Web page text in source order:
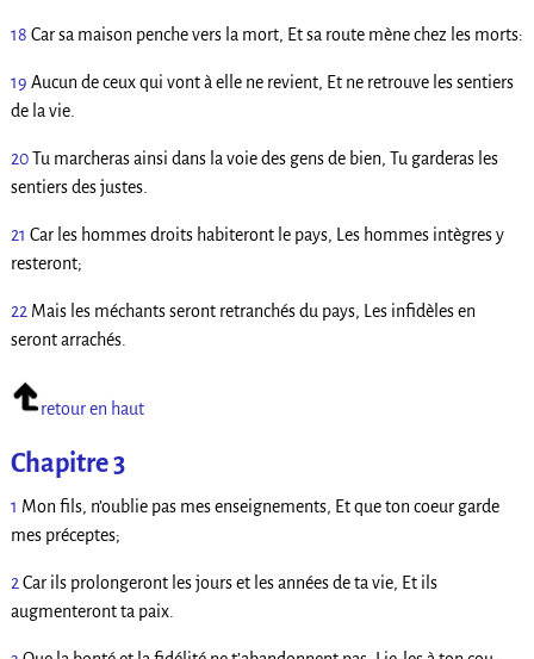
18 Car sa maison penche vers la mort, Et sa route mène chez les morts:
19 Aucun de ceux qui vont à elle ne revient, Et ne retrouve les sentiers
de la vie.
20Tu marcheras ainsi dans la voie des gens de bien, Tu garderas les
sentiers des justes.
21 Car les hommes droits habiteront le pays, Les hommes intègres y
resteront;
22 Mais les méchants seront retranchés du pays, Les infidèles en
seront arrachés.
retour en haut
Chapitre 3
1 Mon fils, n’oublie pas mes enseignements, Et que ton coeur garde
mes préceptes;
2 Car ils prolongeront les jours et les années de ta vie, Et ils
augmenteront ta paix.